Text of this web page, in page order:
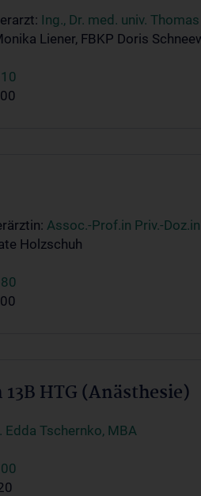
Ing., Dr. med. univ.
Liener, FBKP Doris
Assoc.-Prof.in Priv.-
Holzschuh
HTG (Anästhesie)
Edda Tschernko, MBA